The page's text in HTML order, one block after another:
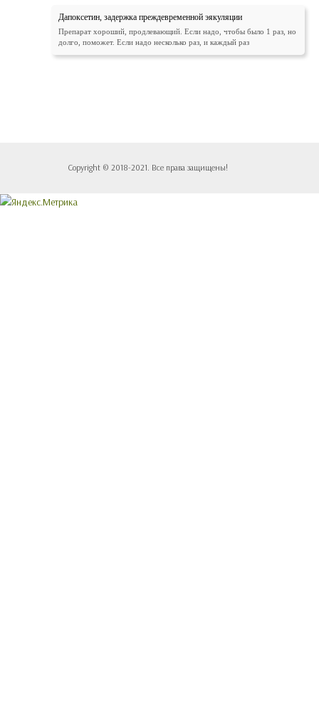
Дапоксетин, задержка преждевременной эякуляции
Препарат хороший, продлевающий. Если надо, чтобы было 1 раз, но
долго, поможет. Если надо несколько раз, и каждый раз
Copyright © 2018-2021. Все права защищены!